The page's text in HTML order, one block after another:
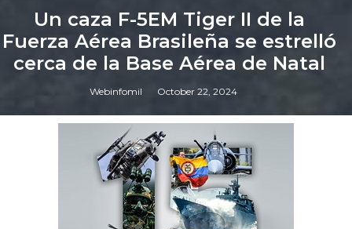
Un caza F-5EM Tiger II de la
Fuerza Aérea Brasileña se estrelló
cerca de la Base Aérea de Natal
Webinfomil October 22, 2024